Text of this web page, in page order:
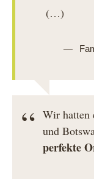
(…)
Wir hatten
und
perfekte